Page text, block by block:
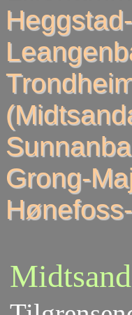
Grong-